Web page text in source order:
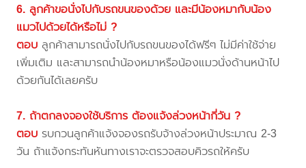
6. ลูกค้าขอนั่งไปกับรถขนของด้วย และมีน้องหมากับน้อง
แมวไปด้วยได้หรือไม่ ?
ตอบ ลูกค้าสามารถนั่งไปกับรถขนของได้ฟรีๆ ไม่มีค่าใช้จ่าย
เพิ่มเติม และสามารถนำน้องหมาหรือน้องแมวนั่งด้านหน้าไป
ด้วยกันได้เลยครับ
7. ถ้าตกลงจองใช้บริการ ต้องแจ้งล่วงหน้ากี่วัน ?
ตอบ รบกวนลูกค้าแจ้งจองรถรับจ้างล่วงหน้าประมาณ 2-3
วัน ถ้าแจ้งกระทันหันทางเราจะตรวจสอบคิวรถให้ครับ